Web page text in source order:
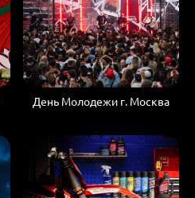
День Молодежи г. Москва